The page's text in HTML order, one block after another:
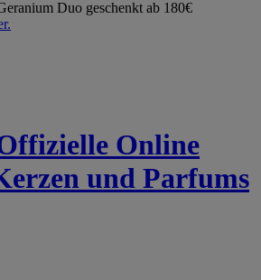
Duo geschenkt ab 180€
Online
und Parfums